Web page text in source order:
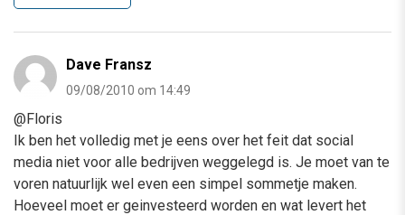
Dave Fransz
09/08/2010 om 14:49
@Floris
Ik ben het volledig met je eens over het feit dat social
media niet voor alle bedrijven weggelegd is. Je moet van te
voren natuurlijk wel even een simpel sommetje maken.
Hoeveel moet er geinvesteerd worden en wat levert het